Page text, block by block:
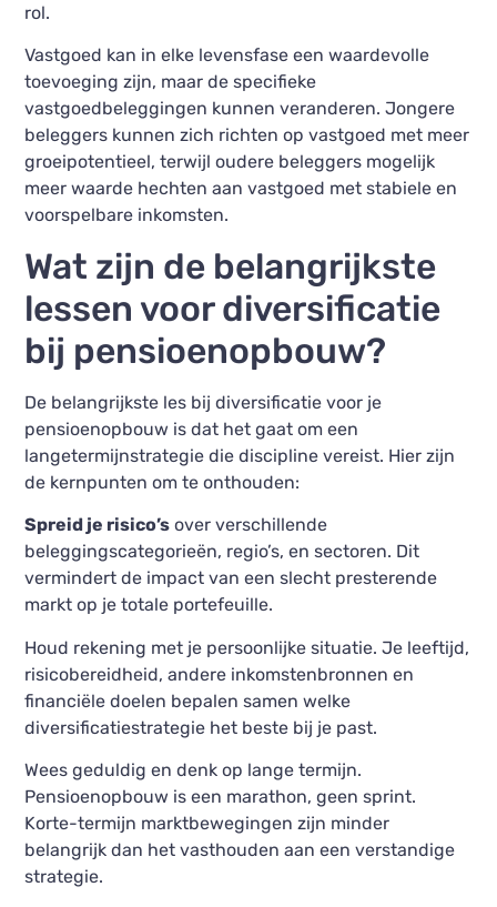
rol.
Vastgoed kan in elke levensfase een waardevolle
toevoeging zijn, maar de specifieke
vastgoedbeleggingen kunnen veranderen. Jongere
beleggers kunnen zich richten op vastgoed met meer
groeipotentieel, terwijl oudere beleggers mogelijk
meer waarde hechten aan vastgoed met stabiele en
voorspelbare inkomsten.
Wat zijn de belangrijkste
lessen voor diversificatie
bij pensioenopbouw?
De belangrijkste les bij diversificatie voor je
pensioenopbouw is dat het gaat om een
langetermijnstrategie die discipline vereist. Hier zijn
de kernpunten om te onthouden:
Spreid je risico’s over verschillende
beleggingscategorieën, regio’s, en sectoren. Dit
vermindert de impact van een slecht presterende
markt op je totale portefeuille.
Houd rekening met je persoonlijke situatie. Je leeftijd,
risicobereidheid, andere inkomstenbronnen en
financiële doelen bepalen samen welke
diversificatiestrategie het beste bij je past.
Wees geduldig en denk op lange termijn.
Pensioenopbouw is een marathon, geen sprint.
Korte-termijn marktbewegingen zijn minder
belangrijk dan het vasthouden aan een verstandige
strategie.